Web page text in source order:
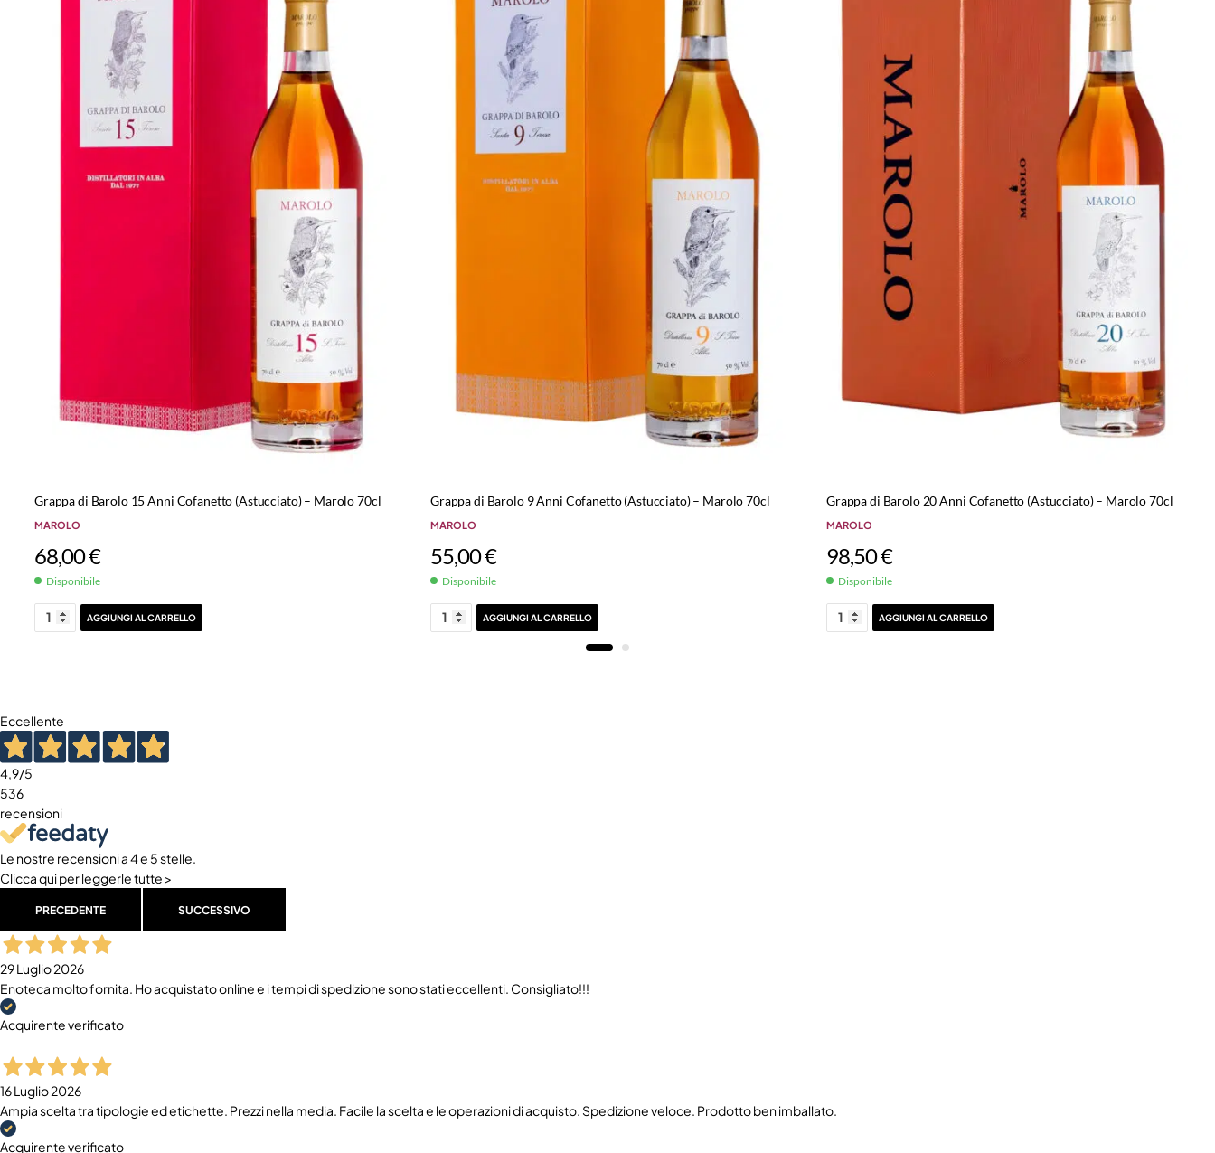
Grappa di Barolo 15 Anni Cofanetto (Astucciato) – Marolo 70cl
MAROLO
68,00€
Disponibile
AGGIUNGI AL CARRELLO
Grappa di Barolo 9 Anni Cofanetto (Astucciato) – Marolo 70cl
MAROLO
55,00€
Disponibile
AGGIUNGI AL CARRELLO
Grappa di Barolo 20 Anni Cofanetto (Astucciato) – Marolo 70cl
MAROLO
98,50€
Disponibile
AGGIUNGI AL CARRELLO
Eccellente
4,9/5
536
recensioni
Le nostre recensioni a 4 e 5 stelle.
Clicca qui per leggerle tutte >
PRECEDENTE SUCCESSIVO
29 Luglio 2026
Enoteca molto fornita. Ho acquistato online e i tempi di spedizione sono stati eccellenti. Consigliato!!!
Acquirente verificato
16 Luglio 2026
Ampia scelta tra tipologie ed etichette. Prezzi nella media. Facile la scelta e le operazioni di acquisto. Spedizione veloce. Prodotto ben imballato.
Acquirente verificato